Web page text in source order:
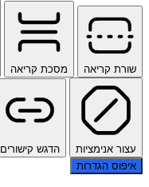
שורת קריאה מסכת קריאה
עצור אנימציות
הדגש קישורים
איפוס הגדרות